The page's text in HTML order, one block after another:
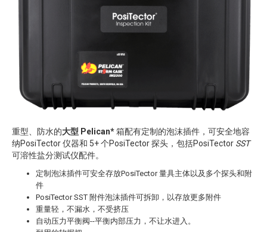
重型、防水的大型 Pelican*箱配有定制的泡沫插件，可安全地容
纳PosiTector 仪器和 5+ 个PosiTector 探头，包括PosiTector SST
可溶性盐分测试仪配件。
定制泡沫插件可安全存放PosiTector 量具主体以及多个探头和附
件
PosiTector SST 附件泡沫插件可拆卸，以存放更多附件
重量轻，不漏水，不受挤压
自动压力平衡阀--平衡内部压力，不让水进入。